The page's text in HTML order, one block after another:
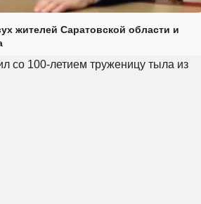
жителей Саратовской области и